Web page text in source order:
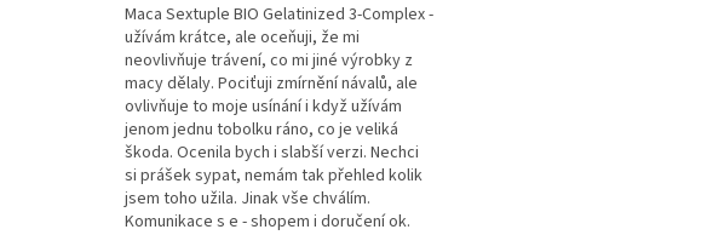
Maca Sextuple BIO Gelatinized 3-Complex -
užívám krátce, ale oceňuji, že mi
neovlivňuje trávení, co mi jiné výrobky z
macy dělaly. Pociťuji zmírnění návalů, ale
ovlivňuje to moje usínání i když užívám
jenom jednu tobolku ráno, co je veliká
škoda. Ocenila bych i slabší verzi. Nechci
si prášek sypat, nemám tak přehled kolik
jsem toho užila. Jinak vše chválím.
Komunikace s e - shopem i doručení ok.